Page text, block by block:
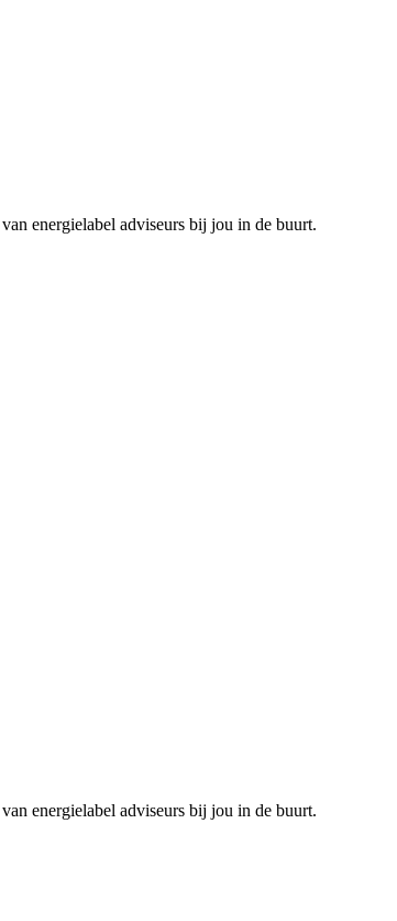
energielabel adviseurs bij jou in de buurt.
energielabel adviseurs bij jou in de buurt.